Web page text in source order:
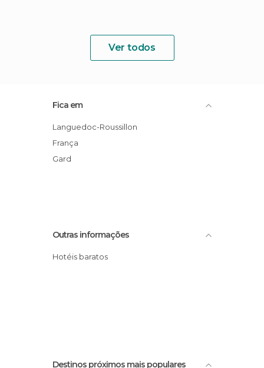
Ver todos
Fica em
Languedoc-Roussillon
França
Gard
Outras informações
Hotéis baratos
Destinos próximos mais populares